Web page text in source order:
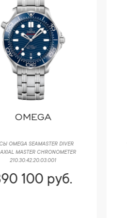
PARMIGIANI
PARMIGIANI FLEURIER KALPA
160-0020501-B00002
200 руб.